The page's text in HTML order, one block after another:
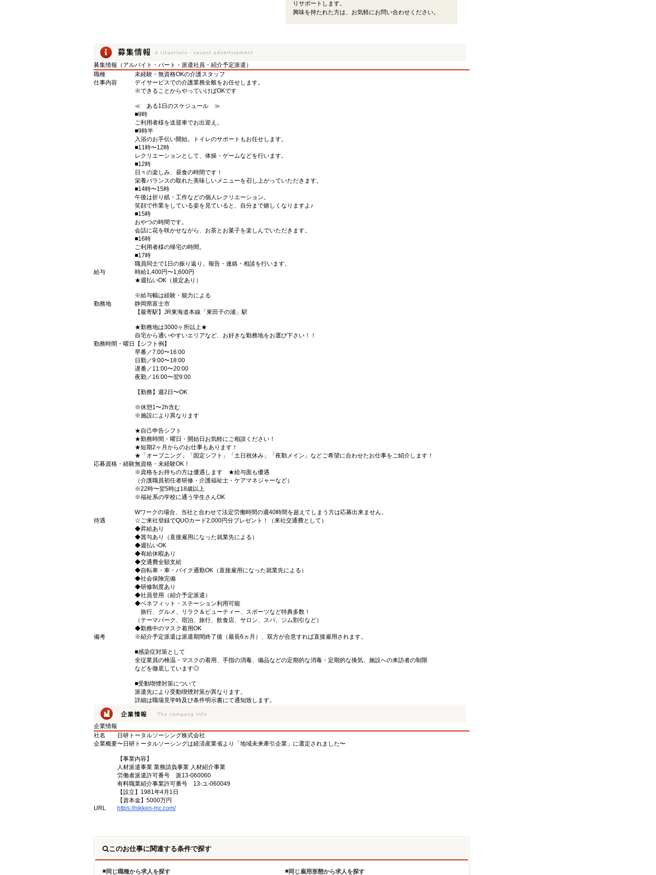
りサポートします。
興味を持たれた方は、お気軽にお問い合わせください。
募集情報（アルバイト・パート・派遣社員・紹介予定派遣）
職種
未経験・無資格OKの介護スタッフ
仕事内容
デイサービスでの介護業務全般をお任せします。
※できることからやっていけばOKです
≪ ある1日のスケジュール ≫
■9時
ご利用者様を送迎車でお出迎え。
■9時半
入浴のお手伝い開始。トイレのサポートもお任せします。
■11時〜12時
レクリエーションとして、体操・ゲームなどを行います。
■12時
日々の楽しみ、昼食の時間です！
栄養バランスの取れた美味しいメニューを召し上がっていただきます。
■14時〜15時
午後は折り紙・工作などの個人レクリエーション。
笑顔で作業をしている姿を見ていると、自分まで嬉しくなりますよ♪
■15時
おやつの時間です。
会話に花を咲かせながら、お茶とお菓子を楽しんでいただきます。
■16時
ご利用者様の帰宅の時間。
■17時
職員同士で1日の振り返り。報告・連絡・相談を行います。
給与
時給1,400円〜1,600円
★週払いOK（規定あり）
※給与幅は経験・能力による
勤務地
静岡県富士市
【最寄駅】JR東海道本線「東田子の浦」駅
★勤務地は3000ヶ所以上★
自宅から通いやすいエリアなど、お好きな勤務地をお選び下さい！！
勤務時間・曜日
【シフト例】
早番／7:00〜16:00
日勤／9:00〜18:00
遅番／11:00〜20:00
夜勤／16:00〜翌9:00
【勤務】週2日〜OK
※休憩1〜2h含む
※施設により異なります
★自己申告シフト
★勤務時間・曜日・開始日お気軽にご相談ください！
★短期2ヶ月からのお仕事もあります！
★「オープニング」「固定シフト」「土日祝休み」「夜勤メイン」などご希望に合わせたお仕事をご紹介します！
応募資格・経験無資格・未経験OK！
※資格をお持ちの方は優遇します ★給与面も優遇
（介護職員初任者研修・介護福祉士・ケアマネジャーなど）
※22時〜翌5時は18歳以上
※福祉系の学校に通う学生さんOK
Wワークの場合、当社と合わせて法定労働時間の週40時間を超えてしまう方は応募出来ません。
待遇
☆ご来社登録でQUOカード2,000円分プレゼント！（来社交通費として）
◆昇給あり
◆賞与あり（直接雇用になった就業先による）
◆週払いOK
◆有給休暇あり
◆交通費全額支給
◆自転車・車・バイク通勤OK（直接雇用になった就業先による）
◆社会保険完備
◆研修制度あり
◆社員登用（紹介予定派遣）
◆ベネフィット・ステーション利用可能
旅行、グルメ、リラク＆ビューティー、スポーツなど特典多数！
（テーマパーク、宿泊、旅行、飲食店、サロン、スパ、ジム割引など）
◆勤務中のマスク着用OK
備考
※紹介予定派遣は派遣期間終了後（最長6ヵ月）、双方が合意すれば直接雇用されます。
■感染症対策として
全従業員の検温・マスクの着用、手指の消毒、備品などの定期的な消毒・定期的な換気、施設への来訪者の制限
などを徹底しています◎
■受動喫煙対策について
派遣先により受動喫煙対策が異なります。
詳細は職場見学時及び条件明示書にて通知致します。
企業情報
社名
日研トータルソーシング株式会社
企業概要〜日研トータルソーシングは経済産業省より「地域未来牽引企業」に選定されました〜
【事業内容】
人材派遣事業 業務請負事業 人材紹介事業
労働者派遣許可番号 派13-060060
有料職業紹介事業許可番号 13-ユ-060049
【設立】1981年4月1日
【資本金】5000万円
URL
https://nikken-mc.com/
このお仕事に関連する条件で探す
同じ職種から求人を探す
同じ雇用形態から求人を探す